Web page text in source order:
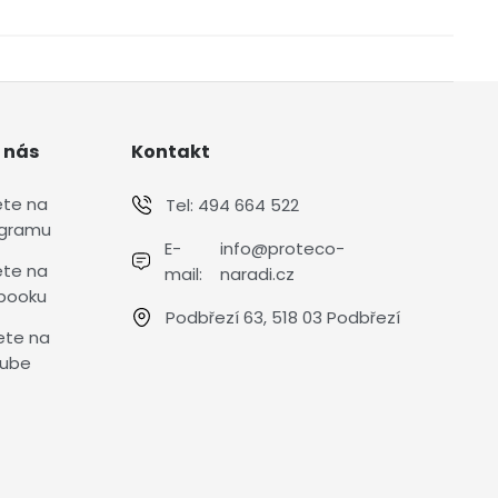
na
na
na
Kontakt
Tel: 494 664 522
E-
mail:
info@proteco-
naradi.cz
Podbřezí 63, 518 03 Podbřezí